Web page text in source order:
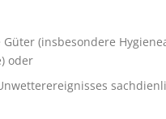
(insbesondere
oder